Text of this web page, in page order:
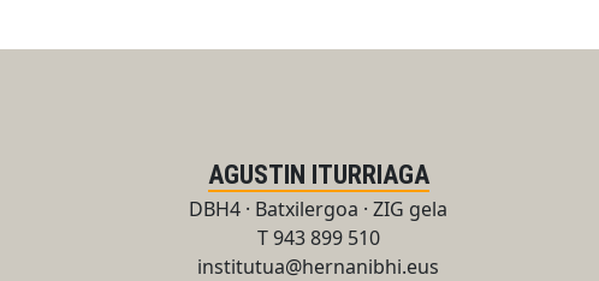
AGUSTIN ITURRIAGA
DBH4 · Batxilergoa · ZIG gela
T 943 899 510
institutua@hernanibhi.eus